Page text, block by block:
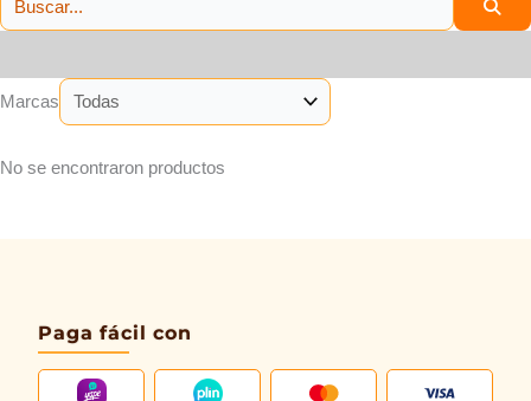
Marcas
No se encontraron productos
Paga fácil con